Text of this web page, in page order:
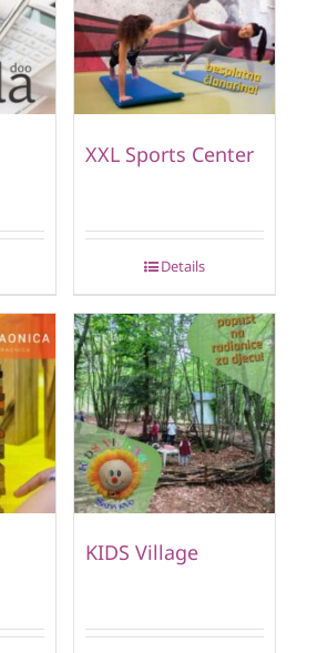
XXL Sports Center
Details
KIDS Village